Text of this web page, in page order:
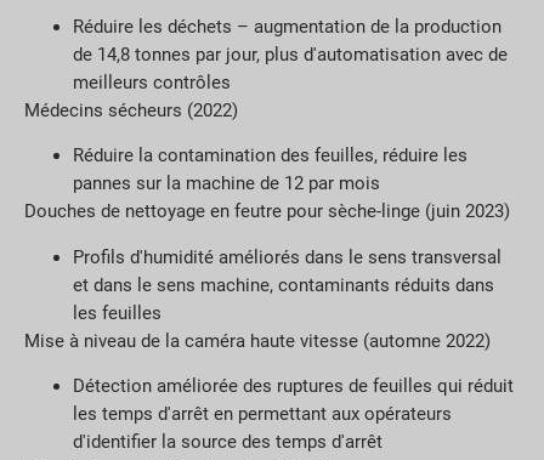
Réduire les déchets – augmentation de la production
de 14,8 tonnes par jour, plus d'automatisation avec de
meilleurs contrôles
Médecins sécheurs (2022)
Réduire la contamination des feuilles, réduire les
pannes sur la machine de 12 par mois
Douches de nettoyage en feutre pour sèche-linge (juin 2023)
Profils d'humidité améliorés dans le sens transversal
et dans le sens machine, contaminants réduits dans
les feuilles
Mise à niveau de la caméra haute vitesse (automne 2022)
Détection améliorée des ruptures de feuilles qui réduit
les temps d'arrêt en permettant aux opérateurs
d'identifier la source des temps d'arrêt